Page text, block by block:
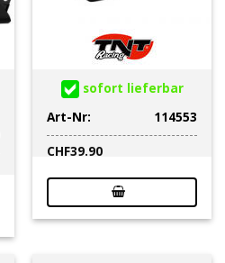
sofort lieferbar
Art-Nr:
114553
CHF39.90